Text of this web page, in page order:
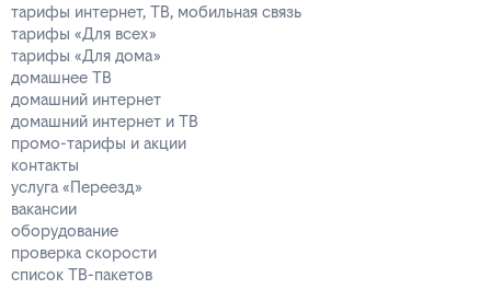
тарифы интернет, ТВ, мобильная связь
тарифы «Для всех»
тарифы «Для дома»
домашнее ТВ
домашний интернет
домашний интернет и ТВ
промо-тарифы и акции
контакты
услуга «Переезд»
вакансии
оборудование
проверка скорости
список ТВ-пакетов